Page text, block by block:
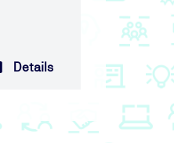
Details